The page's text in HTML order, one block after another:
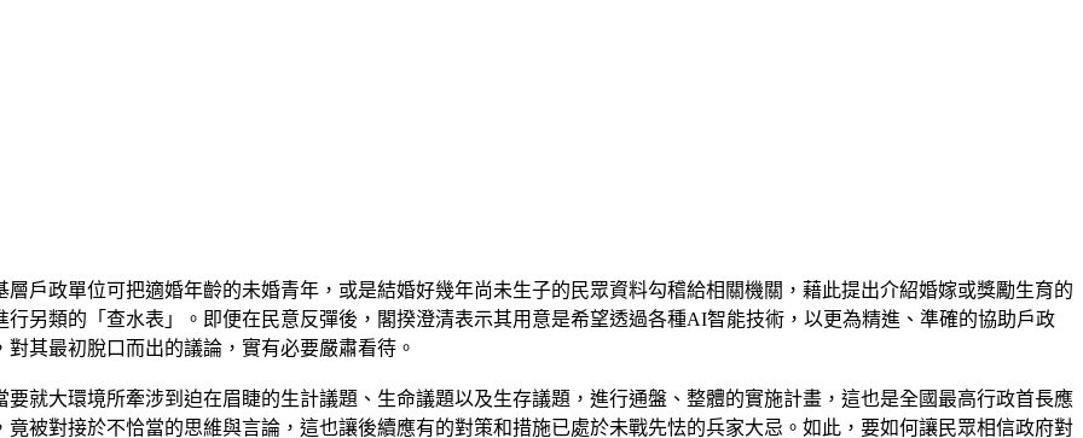
戶政單位可把適婚年齡的未婚青年，或是結婚好幾年尚未生子的民眾資料勾稽給相關機關，藉此提出介紹婚嫁或獎勵生育的
另類的「查水表」。即便在民意反彈後，閣揆澄清表示其用意是希望透過各種AI智能技術，以更為精進、準確的協助戶政
其最初脫口而出的議論，實有必要嚴肅看待。
就大環境所牽涉到迫在眉睫的生計議題、生命議題以及生存議題，進行通盤、整體的實施計畫，這也是全國最高行政首長應
被對接於不恰當的思維與言論，這也讓後續應有的對策和措施已處於未戰先怯的兵家大忌。如此，要如何讓民眾相信政府對